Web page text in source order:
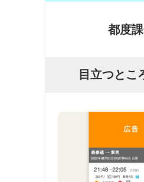
都度
目立つとこ